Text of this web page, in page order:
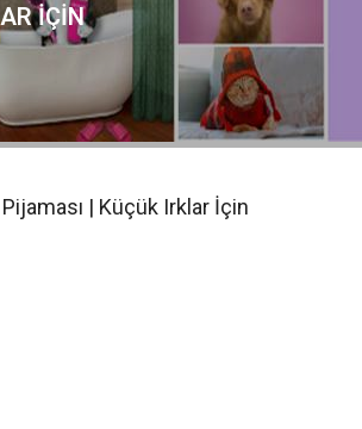
İÇIN
| Küçük Irklar İçin